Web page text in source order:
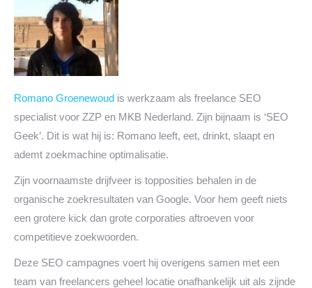
Romano Groenewoud is werkzaam als freelance SEO
specialist voor ZZP en MKB Nederland. Zijn bijnaam is ‘SEO
Geek’. Dit is wat hij is: Romano leeft, eet, drinkt, slaapt en
ademt zoekmachine optimalisatie.
Zijn voornaamste drijfveer is topposities behalen in de
organische zoekresultaten van Google. Voor hem geeft niets
een grotere kick dan grote corporaties aftroeven voor
competitieve zoekwoorden.
Deze SEO campagnes voert hij overigens samen met een
team van freelancers geheel locatie onafhankelijk uit als zijnde